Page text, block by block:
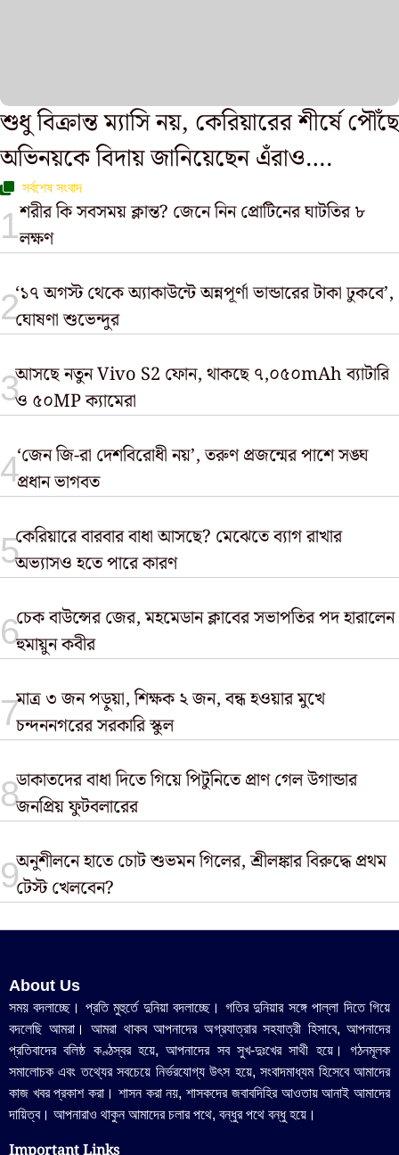
শুধু বিক্রান্ত ম্যাসি নয়, কেরিয়ারের শীর্ষে পৌঁছে
অভিনয়কে বিদায় জানিয়েছেন এঁরাও….
সর্বশেষ সংবাদ
শরীর কি সবসময় ক্লান্ত? জেনে নিন প্রোটিনের ঘাটতির ৮
লক্ষণ
‘১৭ অগস্ট থেকে অ্যাকাউন্টে অন্নপূর্ণা ভান্ডারের টাকা ঢুকবে’,
ঘোষণা শুভেন্দুর
আসছে নতুন Vivo S2 ফোন, থাকছে ৭,০৫০mAh ব্যাটারি
ও ৫০MP ক্যামেরা
‘জেন জি-রা দেশবিরোধী নয়’, তরুণ প্রজন্মের পাশে সঙ্ঘ
প্রধান ভাগবত
কেরিয়ারে বারবার বাধা আসছে? মেঝেতে ব্যাগ রাখার
অভ্যাসও হতে পারে কারণ
চেক বাউন্সের জের, মহমেডান ক্লাবের সভাপতির পদ হারালেন
হুমায়ুন কবীর
মাত্র ৩ জন পড়ুয়া, শিক্ষক ২ জন, বন্ধ হওয়ার মুখে
চন্দননগরের সরকারি স্কুল
ডাকাতদের বাধা দিতে গিয়ে পিটুনিতে প্রাণ গেল উগান্ডার
জনপ্রিয় ফুটবলারের
অনুশীলনে হাতে চোট শুভমন গিলের, শ্রীলঙ্কার বিরুদ্ধে প্রথম
টেস্ট খেলবেন?
About Us
সময় বদলাচ্ছে। প্রতি মুহুর্তে দুনিয়া বদলাচ্ছে। গতির দুনিয়ার সঙ্গে পাল্লা দিতে গিয়ে
বদলেছি আমরা। আমরা থাকব আপনাদের অগ্রযাত্রার সহযাত্রী হিসাবে, আপনাদের
প্রতিবাদের বলিষ্ঠ কণ্ঠস্বর হয়ে, আপনাদের সব সুখ-দুঃখের সাথী হয়ে। গঠনমূলক
সমালোচক এবং তথ্যের সবচেয়ে নির্ভরযোগ্য উ‍ৎস হয়ে, সংবাদমাধ্যম হিসেবে আমাদের
কাজ খবর প্রকাশ করা। শাসন করা নয়, শাসকদের জবাবদিহির আওতায় আনাই আমাদের
দায়িত্ব। আপনারাও থাকুন আমাদের চলার পথে, বন্ধুর পথে বন্ধু হয়ে।